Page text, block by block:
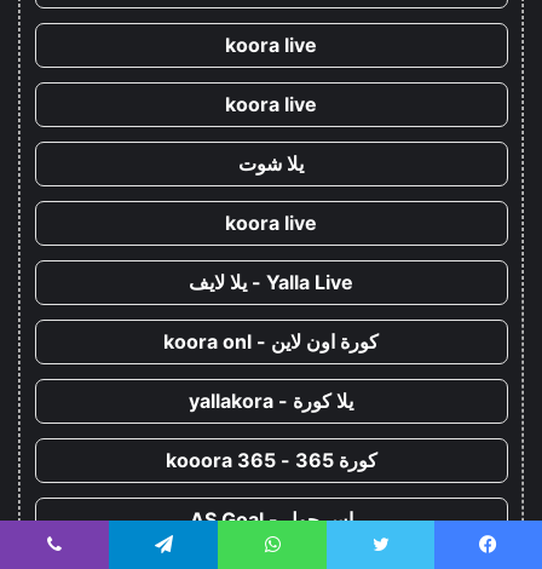
koora live
koora live
يلا شوت
koora live
Yalla Live - يلا لايف
كورة اون لاين - koora onl
يلا كورة - yallakora
كورة 365 - kooora 365
اس جول - AS Goal